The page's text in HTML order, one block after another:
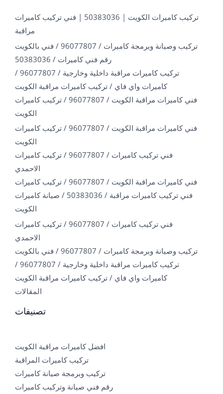
تركيب كاميرات الكويت | 50383036 | فني تركيب كاميرات
مراقبة
تركيب وصيانة وبرمجة كاميرات / 96077807 / فني بالكويت
رقم فني كاميرات / 50383036
تركيب كاميرات مراقبة داخلية وخارجية / 96077807 /
كاميرات واي فاي / تركيب كاميرات مراقبة الكويت
فني كاميرات مراقبة الكويت / 96077807 / تركيب كاميرات
الكويت
فني كاميرات مراقبة الكويت / 96077807 / تركيب كاميرات
الكويت
فني تركيب كاميرات / 96077807 / تركيب كاميرات
الاحمدي
فني كاميرات مراقبة الكويت / 96077807 / تركيب كاميرات
فني تركيب كاميرات مراقبة / 50383036 / صيانة كاميرات
الكويت
فني تركيب كاميرات / 96077807 / تركيب كاميرات
الاحمدي
تركيب وصيانة وبرمجة كاميرات / 96077807 / فني بالكويت
تركيب كاميرات مراقبة داخلية وخارجية / 96077807 /
كاميرات واي فاي / تركيب كاميرات مراقبة الكويت
المقالات
تصنيفات
افضل كاميرات مراقبة الكويت
تركيب كاميرات المراقبة
تركيب وبرمجة صيانة كاميرات
رقم فني صيانة وتركيب كاميرات